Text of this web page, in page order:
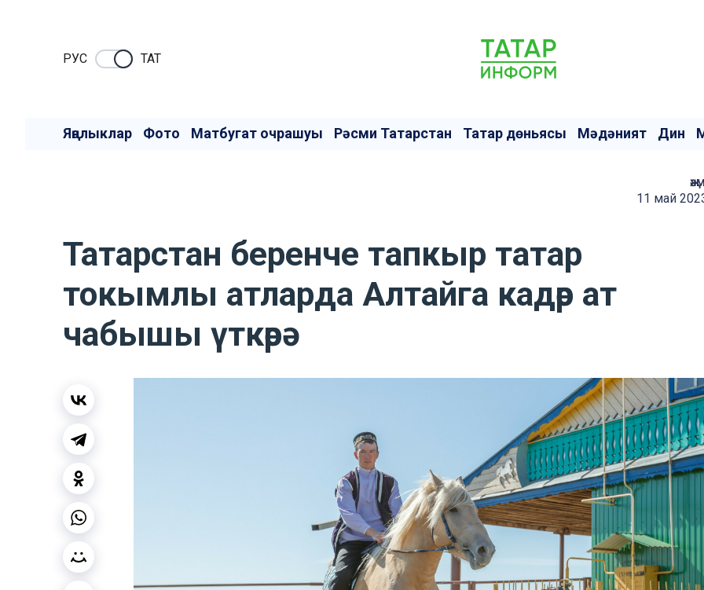
РУC ТАТ
Яңалыклар Фото Матбугат очрашуы Рәсми Татарстан Татар дөньясы Мәдәният Дин
11 май
Татарстан беренче тапкыр татар
токымлы атларда Алтайга кадәр ат
чабышы үткәрә